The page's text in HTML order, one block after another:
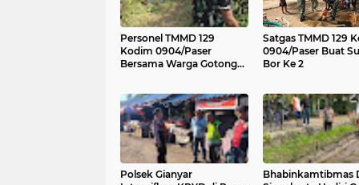
Personel TMMD 129
Kodim 0904/Paser
Bersama Warga Gotong
Satgas TMMD 129
0904/Paser Buat
Bor Ke 2
Polsek Gianyar
Bhabinkamtibmas